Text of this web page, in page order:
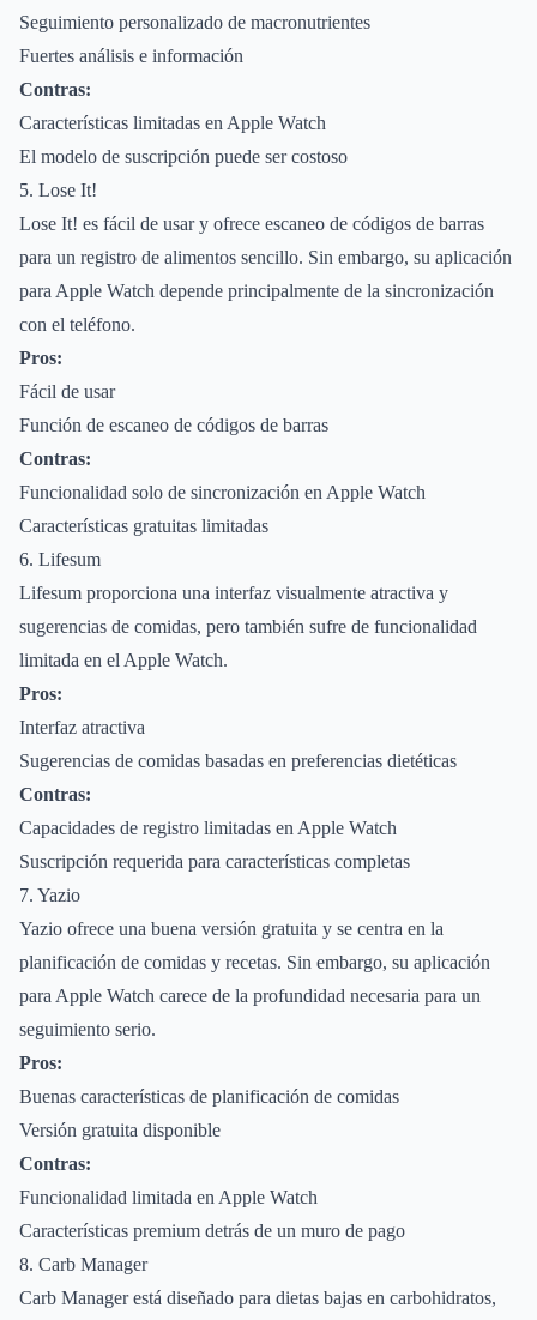
Seguimiento personalizado de macronutrientes
Fuertes análisis e información
Contras:
Características limitadas en Apple Watch
El modelo de suscripción puede ser costoso
5. Lose It!
Lose It! es fácil de usar y ofrece escaneo de códigos de barras
para un registro de alimentos sencillo. Sin embargo, su aplicación
para Apple Watch depende principalmente de la sincronización
con el teléfono.
Pros:
Fácil de usar
Función de escaneo de códigos de barras
Contras:
Funcionalidad solo de sincronización en Apple Watch
Características gratuitas limitadas
6. Lifesum
Lifesum proporciona una interfaz visualmente atractiva y
sugerencias de comidas, pero también sufre de funcionalidad
limitada en el Apple Watch.
Pros:
Interfaz atractiva
Sugerencias de comidas basadas en preferencias dietéticas
Contras:
Capacidades de registro limitadas en Apple Watch
Suscripción requerida para características completas
7. Yazio
Yazio ofrece una buena versión gratuita y se centra en la
planificación de comidas y recetas. Sin embargo, su aplicación
para Apple Watch carece de la profundidad necesaria para un
seguimiento serio.
Pros:
Buenas características de planificación de comidas
Versión gratuita disponible
Contras:
Funcionalidad limitada en Apple Watch
Características premium detrás de un muro de pago
8. Carb Manager
Carb Manager está diseñado para dietas bajas en carbohidratos,